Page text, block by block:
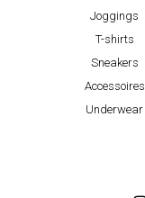
Joggings
T-shirts
Sneakers
Accessoires
Underwear